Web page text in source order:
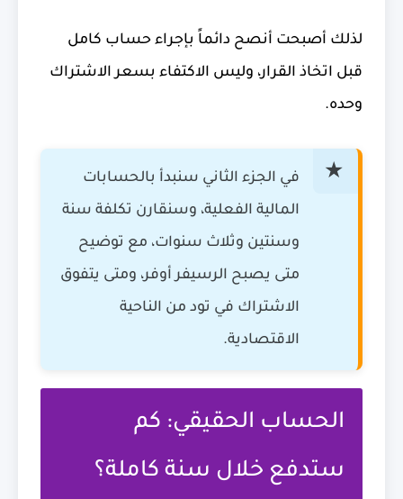
لذلك أصبحت أنصح دائماً بإجراء حساب كامل
قبل اتخاذ القرار، وليس الاكتفاء بسعر الاشتراك
وحده.
في الجزء الثاني سنبدأ بالحسابات
المالية الفعلية، وسنقارن تكلفة سنة
وسنتين وثلاث سنوات، مع توضيح
متى يصبح الرسيفر أوفر، ومتى يتفوق
الاشتراك في تود من الناحية
الاقتصادية.
الحساب الحقيقي: كم
ستدفع خلال سنة كاملة؟